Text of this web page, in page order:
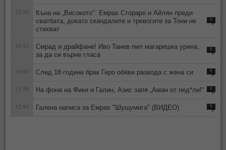
12:59
Къна на „Високото": Емрах Стораро и Айлян преди
сватбата, докато скандалите и тревогите за Тони не
стихват
0
10:23
Смрад и драйфане! Иво Танев пил магарешка урина,
за да си върне гласа
0
16:00 След 18 години брак Геро обяви развода с жена си 0
11:58 На фона на Фики и Галин, Азис запя „Аман от пед*ли!“ 0
12:45 Галена написа за Емрах "Шушумига" (ВИДЕО) 0